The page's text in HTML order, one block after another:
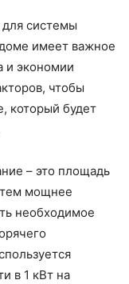
системы
имеет важное
и экономии
чтобы
который будет
– это площадь
мощнее
необходимое
в 1 кВт на